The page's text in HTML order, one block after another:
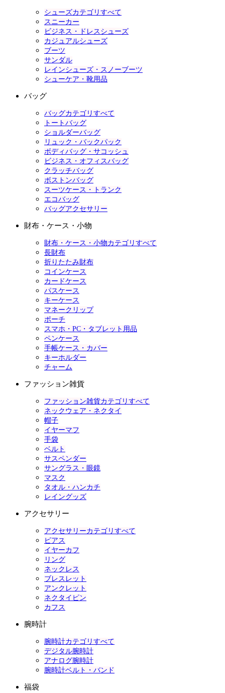
シューズカテゴリすべて
スニーカー
ビジネス・ドレスシューズ
カジュアルシューズ
ブーツ
サンダル
レインシューズ・スノーブーツ
シューケア・靴用品
バッグ
バッグカテゴリすべて
トートバッグ
ショルダーバッグ
リュック・バックパック
ボディバッグ・サコッシュ
ビジネス・オフィスバッグ
クラッチバッグ
ボストンバッグ
スーツケース・トランク
エコバッグ
バッグアクセサリー
財布・ケース・小物
財布・ケース・小物カテゴリすべて
長財布
折りたたみ財布
コインケース
カードケース
パスケース
キーケース
マネークリップ
ポーチ
スマホ・PC・タブレット用品
ペンケース
手帳ケース・カバー
キーホルダー
チャーム
ファッション雑貨
ファッション雑貨カテゴリすべて
ネックウェア・ネクタイ
帽子
イヤーマフ
手袋
ベルト
サスペンダー
サングラス・眼鏡
マスク
タオル・ハンカチ
レイングッズ
アクセサリー
アクセサリーカテゴリすべて
ピアス
イヤーカフ
リング
ネックレス
ブレスレット
アンクレット
ネクタイピン
カフス
腕時計
腕時計カテゴリすべて
デジタル腕時計
アナログ腕時計
腕時計ベルト・バンド
福袋